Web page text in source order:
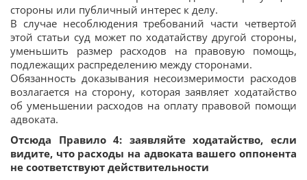
стороны или публичный интерес к делу.
В случае несоблюдения требований части четвертой
этой статьи суд может по ходатайству другой стороны,
уменьшить размер расходов на правовую помощь,
подлежащих распределению между сторонами.
Обязанность доказывания несоизмеримости расходов
возлагается на сторону, которая заявляет ходатайство
об уменьшении расходов на оплату правовой помощи
адвоката.
Отсюда Правило 4: заявляйте ходатайство, если
видите, что расходы на адвоката вашего оппонента
не соответствуют действительности